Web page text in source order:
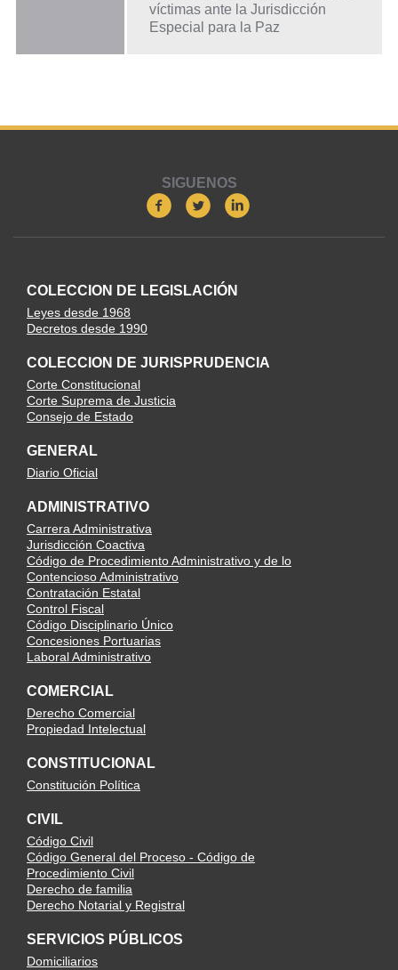
víctimas ante la Jurisdicción
Especial para la Paz
SIGUENOS
COLECCION DE LEGISLACIÓN
Leyes desde 1968
Decretos desde 1990
COLECCION DE JURISPRUDENCIA
Corte Constitucional
Corte Suprema de Justicia
Consejo de Estado
GENERAL
Diario Oficial
ADMINISTRATIVO
Carrera Administrativa
Jurisdicción Coactiva
Código de Procedimiento Administrativo y de lo
Contencioso Administrativo
Contratación Estatal
Control Fiscal
Código Disciplinario Único
Concesiones Portuarias
Laboral Administrativo
COMERCIAL
Derecho Comercial
Propiedad Intelectual
CONSTITUCIONAL
Constitución Política
CIVIL
Código Civil
Código General del Proceso - Código de
Procedimiento Civil
Derecho de familia
Derecho Notarial y Registral
SERVICIOS PÚBLICOS
Domiciliarios